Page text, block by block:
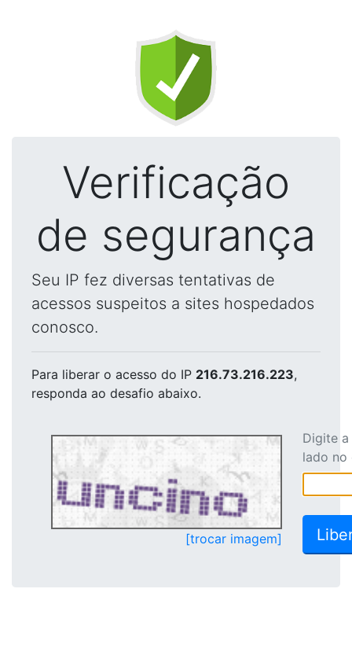
Verificação
de segurança
Seu IP fez diversas tentativas de
acessos suspeitos a sites hospedados
conosco.
Para liberar o acesso do IP 216.73.216.223,
responda ao desafio abaixo.
[trocar imagem]
Digite
lado no